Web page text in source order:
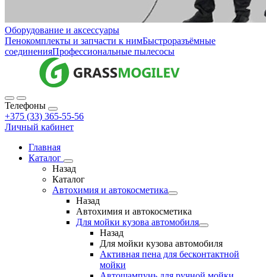
Оборудование и аксессуары
Пенокомплекты и запчасти к нимБыстроразъёмные
соединенияПрофессиональные пылесосы
Телефоны
+375 (33) 365-55-56
Личный кабинет
Главная
Каталог
Назад
Каталог
Автохимия и автокосметика
Назад
Автохимия и автокосметика
Для мойки кузова автомобиля
Назад
Для мойки кузова автомобиля
Активная пена для бесконтактной
мойки